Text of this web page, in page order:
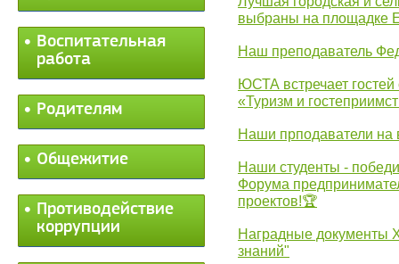
Воспитательная
работа
Родителям
Общежитие
Противодействие
коррупции
выбраны на площадке
Наш преподаватель
ЮСТА встречает гостей
«Туризм и
Наши прподаватели
Наши студенты -
Форума
проектов!🏆
Наградные документы
знаний"